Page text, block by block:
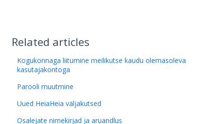
Related articles
Kogukonnaga liitumine meilikutse kaudu olemasoleva
kasutajakontoga
Parooli muutmine
Uued HeiaHeia väljakutsed
Osalejate nimekirjad ja aruandlus